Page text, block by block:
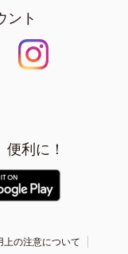
ント
利に！
上の注意について